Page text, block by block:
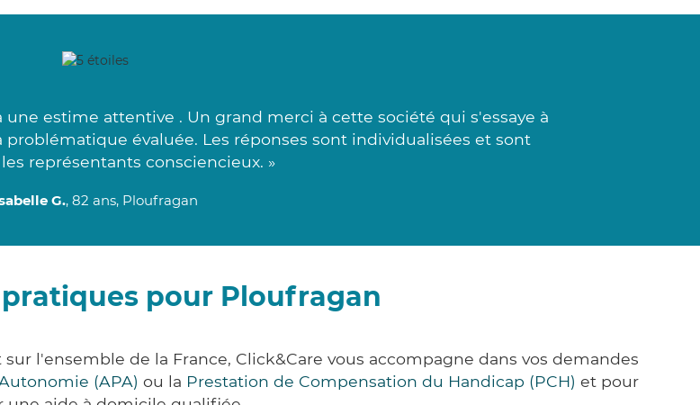
estime attentive . Un grand merci à cette société qui s'essaye à
évaluée. Les réponses sont individualisées et sont
représentants consciencieux. »
G., 82 ans, Ploufragan
pour Ploufragan
l'ensemble de la France, Click&Care vous accompagne dans vos demandes
(APA) ou la Prestation de Compensation du Handicap (PCH) et pour